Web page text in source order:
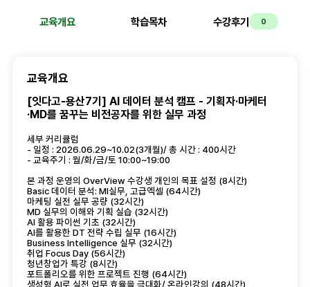
교육개요 학습목차 수강후기 0
교육개요
[잇다고-용산7기] AI 데이터 분석 캠프 - 기획자·마케터
·MD를 꿈꾸는 비전공자를 위한 실무 과정
세부 커리큘럼
- 일정 : 2026.06.29~10.02(3개월)/ 총 시간 : 400시간
- 교육주기 : 월/화/금/토 10:00~19:00
본 과정 운영의 OverView 수강생 개인의 목표 설정 (8시간)
Basic 데이터 분석: MI실무, 고급엑셀 (64시간)
마케팅 실전 실무 공량 (32시간)
MD 실무의 이해와 기획 실습 (32시간)
AI 활용 파이썬 기초 (32시간)
AI를 활용한 DT 전략 수립 실무 (16시간)
Business Intelligence 실무 (32시간)
취업 Focus Day (56시간)
청년창업가 특강 (8시간)
포트폴리오를 위한 프로젝트 진행 (64시간)
생성형 AI로 실전 업무 효율을 극대화/ 온라인강의 (48시간)